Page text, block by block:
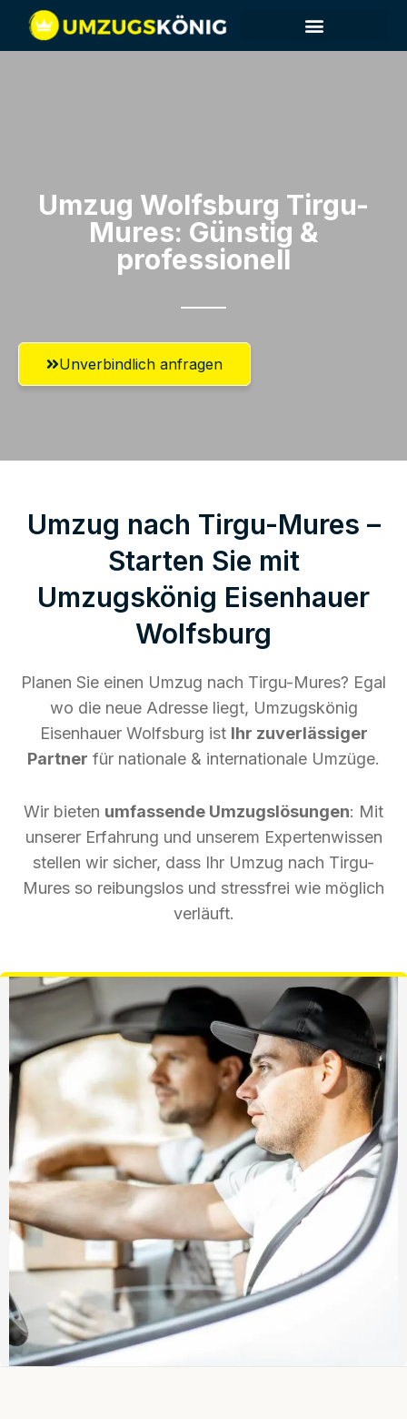
Umzug Wolfsburg​ Tirgu-
Mures: Günstig &
professionell​
Unverbindlich anfragen
Umzug nach Tirgu-Mures –
Starten Sie mit
Umzugskönig Eisenhauer
Wolfsburg
Planen Sie einen Umzug nach Tirgu-Mures? Egal
wo die neue Adresse liegt, Umzugskönig
Eisenhauer Wolfsburg ist Ihr zuverlässiger
Partner für nationale & internationale Umzüge.
Wir bieten umfassende Umzugslösungen: Mit
unserer Erfahrung und unserem Expertenwissen
stellen wir sicher, dass Ihr Umzug nach Tirgu-
Mures so reibungslos und stressfrei wie möglich
verläuft.